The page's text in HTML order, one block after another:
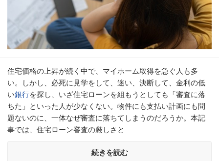
住宅価格の上昇が続く中で、マイホーム取得を急ぐ人も多
い。しかし、必死に見学をして、迷い、決断して、金利の低
い銀行を探し、いざ住宅ローンを組もうとしても「審査に落
ちた」といった人が少なくない。物件にも支払い計画にも問
題ないのに、一体なぜ審査に落ちてしまうのだろうか。本記
事では、住宅ローン審査の厳しさと
続きを読む